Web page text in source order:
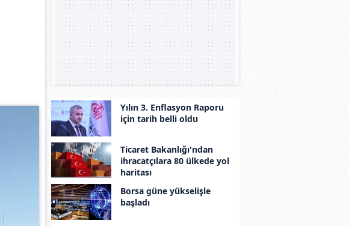
Yılın 3. Enflasyon Raporu
için tarih belli oldu
Ticaret Bakanlığı'ndan
ihracatçılara 80 ülkede yol
haritası
Borsa güne yükselişle
başladı